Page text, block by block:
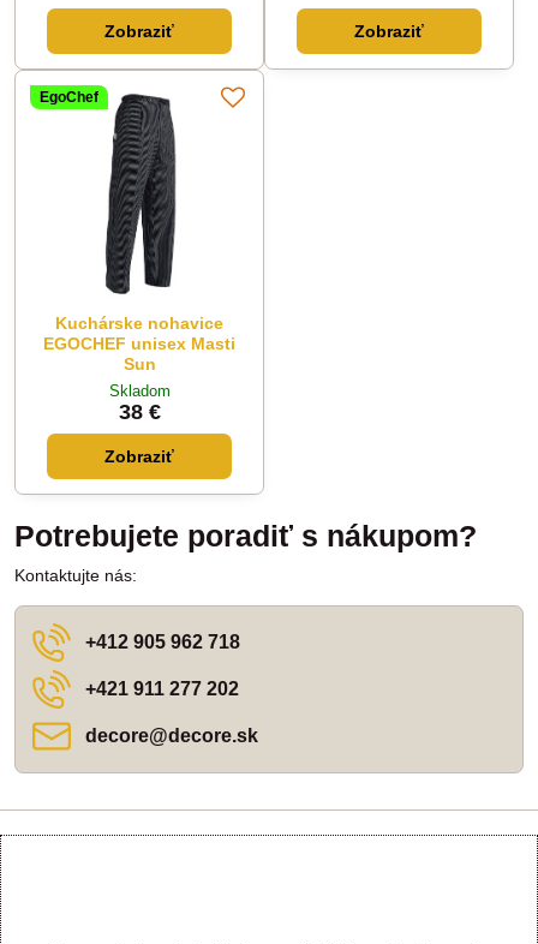
Zobraziť Zobraziť
EgoChef
Kuchárske nohavice
EGOCHEF unisex Masti
Sun
Skladom
38 €
Zobraziť
Potrebujete poradiť s nákupom?
Kontaktujte nás:
+412 905 962 718
+421 911 277 202
decore​@decore​.sk